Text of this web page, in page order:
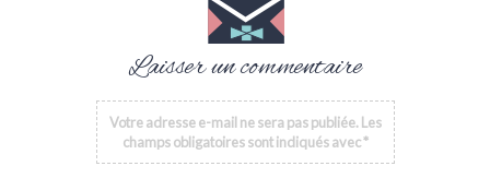
Laisser un commentaire
Votre adresse e-mail ne sera pas publiée. Les
champs obligatoires sont indiqués avec*